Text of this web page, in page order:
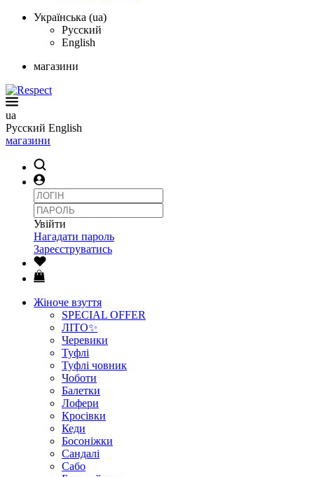
Українська (ua)
Русский
English
магазини
ua
Русский English
магазини
Увійти
Нагадати пароль
Зареєструватись
Жіноче взуття
SPECIAL OFFER
ЛІТО✨
Черевики
Туфлі
Туфлі човник
Чоботи
Балетки
Лофери
Кросівки
Кеди
Босоніжки
Сандалі
Сабо